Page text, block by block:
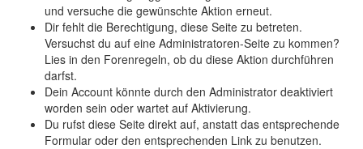
und versuche die gewünschte Aktion erneut.
Dir fehlt die Berechtigung, diese Seite zu betreten.
Versuchst du auf eine Administratoren-Seite zu kommen?
Lies in den Forenregeln, ob du diese Aktion durchführen
darfst.
Dein Account könnte durch den Administrator deaktiviert
worden sein oder wartet auf Aktivierung.
Du rufst diese Seite direkt auf, anstatt das entsprechende
Formular oder den entsprechenden Link zu benutzen.